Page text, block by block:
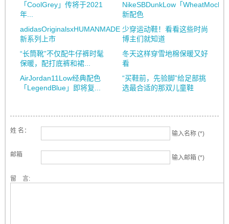
「CoolGrey」传将于2021
年...
NikeSBDunkLow「WheatMocha
新配色
adidasOriginalsxHUMANMADE
新系列上市
少穿运动鞋！看看这些时尚
博主们就知道
“长筒靴”不仅配牛仔裤时髦
保暖，配打底裤和裙...
冬天这样穿雪地棉保暖又好
看
AirJordan11Low经典配色
「LegendBlue」即将复...
“买鞋前，先验脚”给足部挑
选最合适的那双儿童鞋
姓 名： 输入名称 (*)
邮箱 输入邮箱 (*)
留 言: